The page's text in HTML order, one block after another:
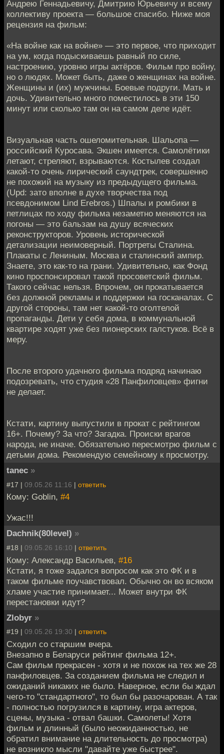
Андрею Геннадьевичу, Дмитрию Юрьевичу и всему
коллективу проекта — большое спасибо. Ниже моя
рецензия на фильм:
«На войне как на войне» — это первое, что приходит
на ум, когда подыскиваешь равный по силе,
настроению, уровню игры актёров. Фильм про войну,
но о людях. Может быть, даже о женщинах на войне.
Женщины и (их) мужчины. Боевые подруги. Мать и
дочь. Удивительно много поместилось в эти 150
минут или сколько там он на самом деле идёт.
Визуальная часть ошеломительная. Шальопа —
российский Куросава. Экшен имеется. Самолётики
летают, стреляют, взрываются. Костылев создал
какой-то очень лирический саундтрек, совершенно
не похожий на музыку из предыдущего фильма.
(Upd: зато вполне в духе творчества под
псевдонимом Lind Erebros.) Шпалы и ромбики в
петлицах по ходу фильма незаметно меняются на
погоны — это бальзам на душу всяческих
реконструкторов. Уровень исторической
детализации неимоверный. Портреты Сталина.
Плакаты с Лениным. Москва и сталинский ампир.
Знаете, это как-то на грани. Удивительно, как Фонд
кино проспонсировал такой просоветский фильм.
Такого сейчас нельзя. Впрочем, он прокатывается
без должной рекламы и поддержки на госканалах. С
другой стороны, там нет какой-то оголтелой
пропаганды. Дети у себя дома, в коммунальной
квартире ходят уже без пионерских галстуков. Всё в
меру.
После второго удачного фильма подряд начинаю
подозревать, что студия «28 Панфиловцев» фигни
не делает.
Кстати, картину выпустили в прокат с рейтингом
16+. Почему? За что? Загадка. Происки врагов
народа, не иначе. Обязательно пересмотрю фильм с
детьми дома. Рекомендую семейному к просмотру.
tanec »
#17 | 09.05.26 11:16 | ответить
Кому: Goblin, #4
Ужас!!!
Dachnik(80level) »
#18 | 09.05.26 16:10 | ответить
Кому: Александр Васильев, #16
Кстати, я тоже задался вопросом как это ФК и в
таком фильме поучавствовал. Обычно он во всяком
хламе участие принимает... Может внутри ФК
перестановки идут?
Zlobyr »
#19 | 09.05.26 19:30 | ответить
Сходил со старшим вчера.
Внезапно в Беларуси рейтинг фильма 12+.
Сам фильм прекрасен - хотя и не похож на тех же 28
панфиловцев. За созданием фильма не следил и
ожиданий никаких не было. Наверное, если бы ждал
чего-то "стандартного", то был бы разочарован. А так
- полностью погрузился в картину, игра актеров,
сцены, музыка - отвал башки. Самолеты! Хотя
фильм и длинный (было неожиданностью, не
обратил внимание на длительность до просмотра)
не возникло мысли "давайте уже быстрее".